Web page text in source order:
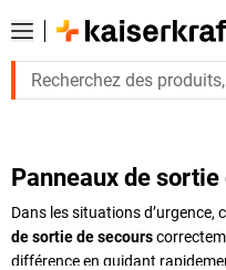
Panneaux de
Dans les situations d’urgence,
de sortie de secours
différence en guidant